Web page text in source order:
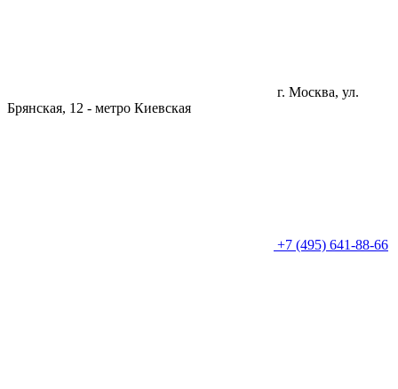
г. Москва, ул.
Брянская, 12 - метро Киевская
+7 (495) 641-88-66